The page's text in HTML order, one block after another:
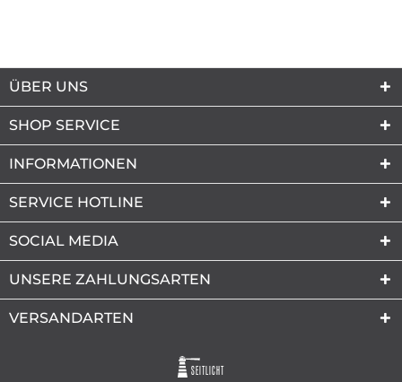
ÜBER UNS
SHOP SERVICE
INFORMATIONEN
SERVICE HOTLINE
SOCIAL MEDIA
UNSERE ZAHLUNGSARTEN
VERSANDARTEN
SEITLICHT